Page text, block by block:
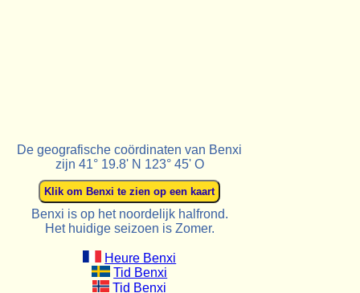
De geografische coördinaten van Benxi
zijn 41° 19.8' N 123° 45' O
Benxi is op het noordelijk halfrond.
Het huidige seizoen is Zomer.
Heure Benxi
Tid Benxi
Tid Benxi